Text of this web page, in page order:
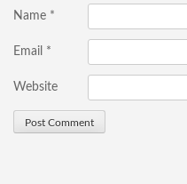
Name *
Email *
Website